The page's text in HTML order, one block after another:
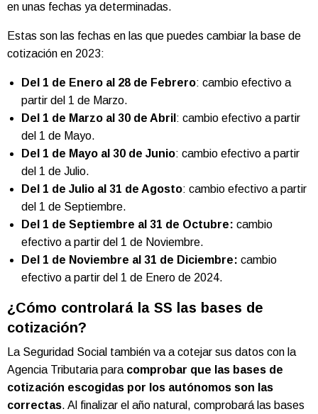
en unas fechas ya determinadas.
Estas son las fechas en las que puedes cambiar la base de
cotización en 2023:
Del 1 de Enero al 28 de Febrero: cambio efectivo a
partir del 1 de Marzo.
Del 1 de Marzo al 30 de Abril : cambio efectivo a partir
del 1 de Mayo.
Del 1 de Mayo al 30 de Junio: cambio efectivo a partir
del 1 de Julio.
Del 1 de Julio al 31 de Agosto: cambio efectivo a partir
del 1 de Septiembre.
Del 1 de Septiembre al 31 de Octubre: cambio
efectivo a partir del 1 de Noviembre.
Del 1 de Noviembre al 31 de Diciembre: cambio
efectivo a partir del 1 de Enero de 2024.
¿Cómo controlará la SS las bases de
cotización?
La Seguridad Social también va a cotejar sus datos con la
Agencia Tributaria para comprobar que las bases de
cotización escogidas por los autónomos son las
correctas. Al finalizar el año natural, comprobará las bases